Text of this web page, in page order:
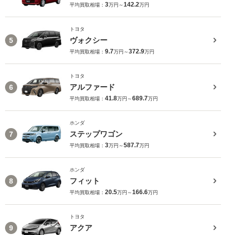
平均買取相場： 3万円～142.2万円
5
トヨタ
ヴォクシー
平均買取相場： 9.7万円～372.9万円
6
トヨタ
アルファード
平均買取相場： 41.8万円～689.7万円
7
ホンダ
ステップワゴン
平均買取相場： 3万円～587.7万円
8
ホンダ
フィット
平均買取相場： 20.5万円～166.6万円
9
トヨタ
アクア